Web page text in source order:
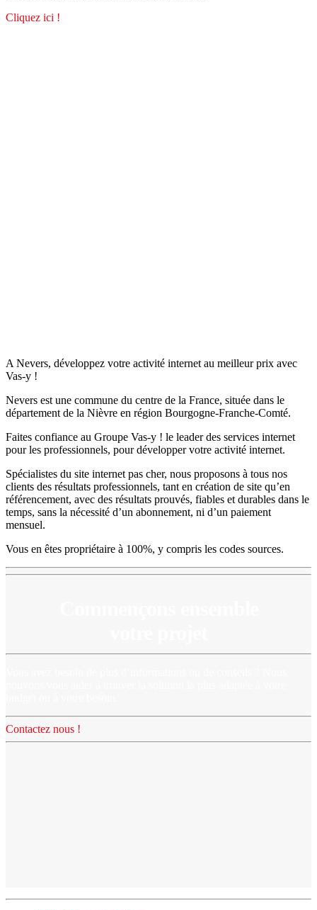
Cliquez ici !
A Nevers, développez votre activité internet au meilleur prix avec
Vas-y !
Nevers est une commune du centre de la France, située dans le
département de la Nièvre en région Bourgogne-Franche-Comté.
Faites confiance au Groupe Vas-y ! le leader des services internet
pour les professionnels, pour développer votre activité internet.
Spécialistes du site internet pas cher, nous proposons à tous nos
clients des résultats professionnels, tant en création de site qu’en
référencement, avec des résultats prouvés, fiables et durables dans le
temps, sans la nécessité d’un abonnement, ni d’un paiement
mensuel.
Vous en êtes propriétaire à 100%, y compris les codes sources.
Contactez nous !